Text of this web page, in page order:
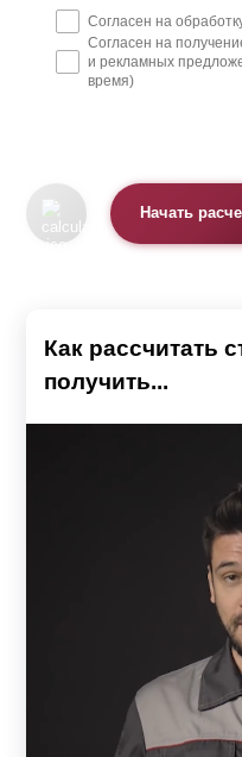
Согласен на
Согласен на
и рекламных
время)
Начать
Как рассчитать
получить...